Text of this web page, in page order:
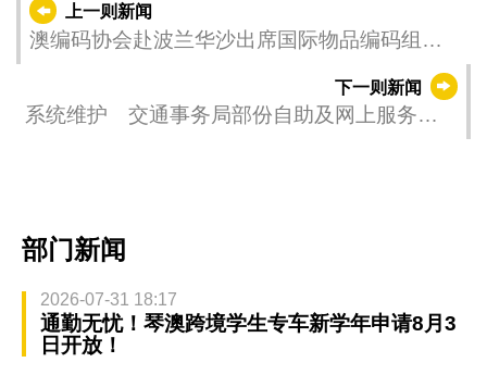
上一则新闻
澳编码协会赴波兰华沙出席国际物品编码组织
下一则新闻
系统维护 交通事务局部份自助及网上服务短
部门新闻
2026-07-31 18:17
通勤无忧！琴澳跨境学生专车新学年申请8月3
日开放！